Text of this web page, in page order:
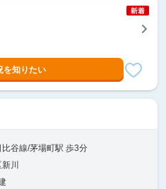
を知りたい
谷線/茅場町駅 歩3分
川